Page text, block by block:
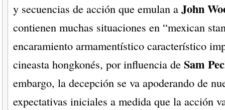
y secuencias de acción que emulan a John
contienen muchas situaciones en “mexican
encaramiento armamentístico característico
cineasta hongkonés, por influencia de Sam
embargo, la decepción se va apoderando de
expectativas iniciales a medida que la acción